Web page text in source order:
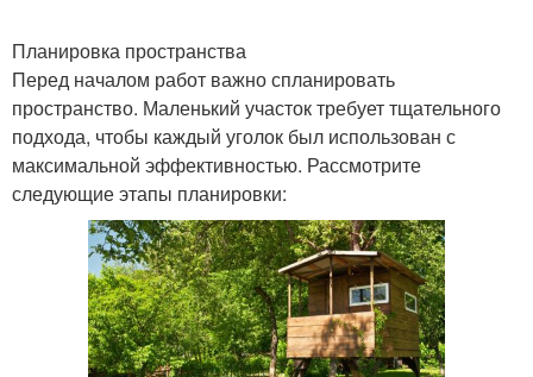
Планировка пространства
Перед началом работ важно спланировать
пространство. Маленький участок требует тщательного
подхода, чтобы каждый уголок был использован с
максимальной эффективностью. Рассмотрите
следующие этапы планировки: